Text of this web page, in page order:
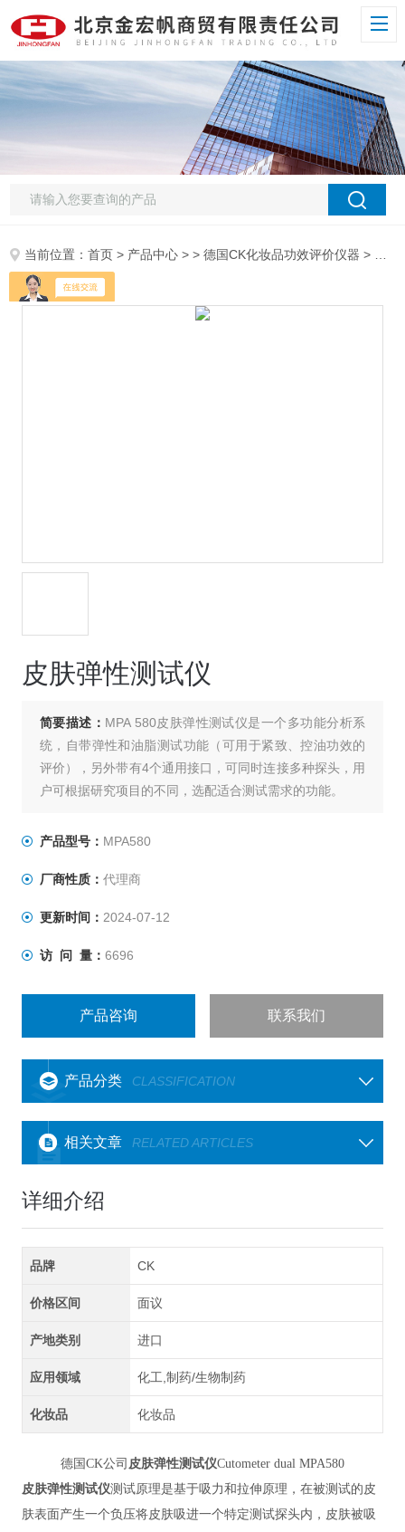
当前位置：首页 > 产品中心 > >德国CK化妆品功效评价仪器 > MPA580皮肤弹性测试仪
皮肤弹性测试仪
简要描述： MPA 580皮肤弹性测试仪是一个多功能分析系
统，自带弹性和油脂测试功能（可用于紧致、控油功效的
评价），另外带有4个通用接口，可同时连接多种探头，用
户可根据研究项目的不同，选配适合测试需求的功能。
产品型号： MPA580
厂商性质： 代理商
更新时间： 2024-07-12
访 问 量： 6696
产品咨询 联系我们
产品分类 CLASSIFICATION
相关文章 RELATED ARTICLES
详细介绍
品牌 CK
价格区间 面议
产地类别 进口
应用领域 化工,制药/生物制药
化妆品 化妆品
德国CK公司 皮肤弹性测试仪Cutometer dual MPA580
皮肤弹性测试仪测试原理是基于吸力和拉伸原理，在被测试的皮
肤表面产生一个负压将皮肤吸进一个特定测试探头内，皮肤被吸